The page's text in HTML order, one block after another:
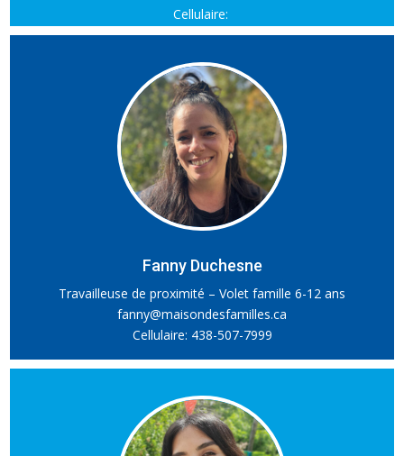
Cellulaire:
Fanny Duchesne
Travailleuse de proximité – Volet famille 6-12 ans
fanny@maisondesfamilles.ca
Cellulaire: 438-507-7999